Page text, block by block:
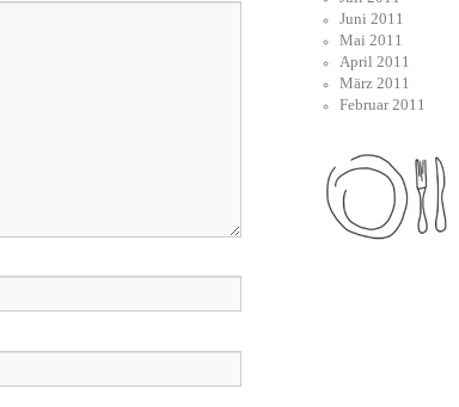
Juni 2011
Mai 2011
April 2011
März 2011
Februar 2011